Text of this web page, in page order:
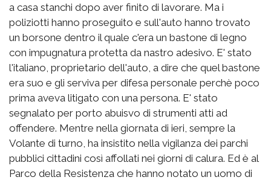
a casa stanchi dopo aver finito di lavorare. Ma i
poliziotti hanno proseguito e sull'auto hanno trovato
un borsone dentro il quale c'era un bastone di legno
con impugnatura protetta da nastro adesivo. E' stato
l'italiano, proprietario dell'auto, a dire che quel bastone
era suo e gli serviva per difesa personale perchè poco
prima aveva litigato con una persona. E' stato
segnalato per porto abuisvo di strumenti atti ad
offendere. Mentre nella giornata di ieri, sempre la
Volante di turno, ha insistito nella vigilanza dei parchi
pubblici cittadini così affollati nei giorni di calura. Ed è al
Parco della Resistenza che hanno notato un uomo di